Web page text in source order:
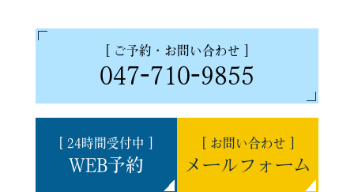
・均一な白さにならず、色むらが生じる
場合があります。
・ホワイトニング効果には約6ヵ月以降
で後戻りが生じることがあるため、追加
ホワイトニングが望ましくなる場合があ
ります。白さを維持するメンテナンスも
[ ご予約・お問い合わせ ]
047-710-9855
[ 24時間受付中 ]
WEB予約
[ お問い合わせ ]
メールフォーム